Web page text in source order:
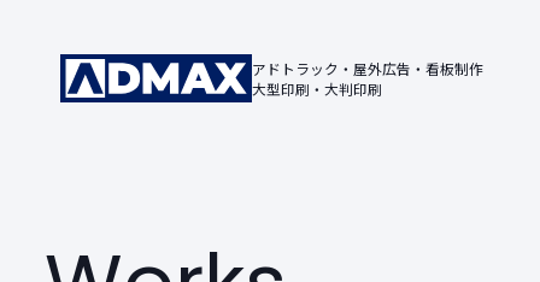
アドトラック・屋外広告・看板制作
大型印刷・大判印刷